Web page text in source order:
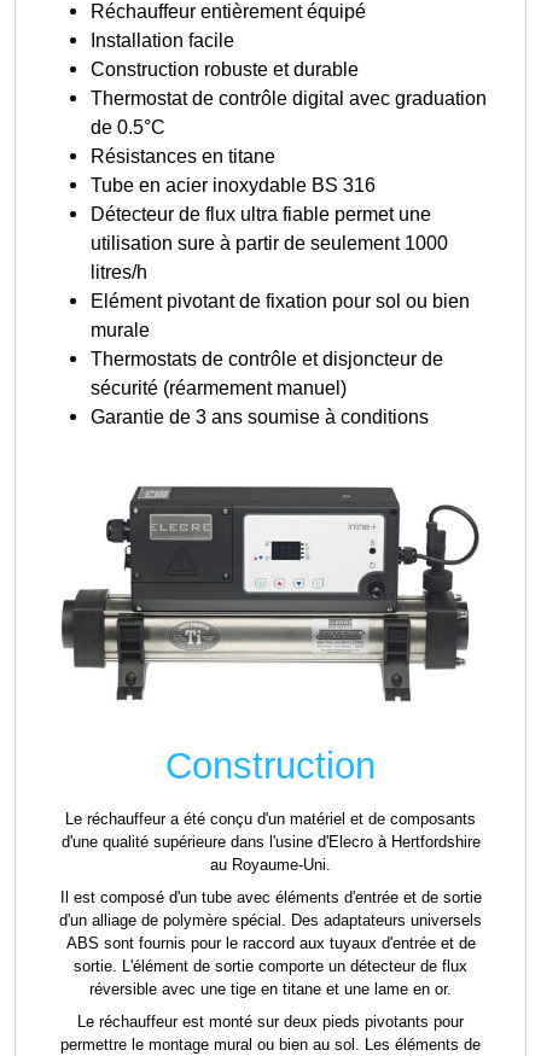
Réchauffeur entièrement équipé
Installation facile
Construction robuste et durable
Thermostat de contrôle digital avec graduation
de 0.5°C
Résistances en titane
Tube en acier inoxydable BS 316
Détecteur de flux ultra fiable permet une
utilisation sure à partir de seulement 1000
litres/h
Elément pivotant de fixation pour sol ou bien
murale
Thermostats de contrôle et disjoncteur de
sécurité (réarmement manuel)
Garantie de 3 ans soumise à conditions
Construction
Le réchauffeur a été conçu d'un matériel et de composants
d'une qualité supérieure dans l'usine d'Elecro à Hertfordshire
au Royaume-Uni.
Il est composé d'un tube avec éléments d'entrée et de sortie
d'un alliage de polymère spécial. Des adaptateurs universels
ABS sont fournis pour le raccord aux tuyaux d'entrée et de
sortie. L'élément de sortie comporte un détecteur de flux
réversible avec une tige en titane et une lame en or.
Le réchauffeur est monté sur deux pieds pivotants pour
permettre le montage mural ou bien au sol. Les éléments de